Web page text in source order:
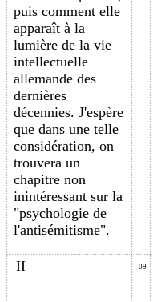
puis comment elle
apparaît à la
lumière de la vie
intellectuelle
allemande des
dernières
décennies. J'espère
que dans une telle
considération, on
trouvera un
chapitre non
inintéressant sur la
"psychologie de
l'antisémitisme".
II 09